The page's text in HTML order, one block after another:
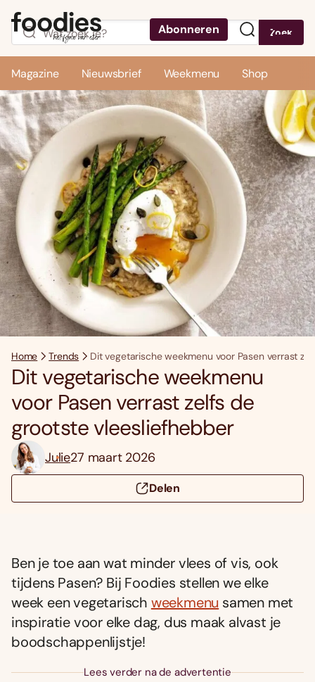
Abonneren Zoek
Magazine Nieuwsbrief Weekmenu Shop
Home Trends Dit vegetarische weekmenu voor Pasen verrast
Dit vegetarische weekmenu
voor Pasen verrast zelfs de
grootste vleesliefhebber
Julie27 maart 2026
Delen
Ben je toe aan wat minder vlees of vis, ook
tijdens Pasen? Bij Foodies stellen we elke
week een vegetarisch weekmenu samen met
inspiratie voor elke dag, dus maak alvast je
boodschappenlijstje!
Lees verder na de advertentie